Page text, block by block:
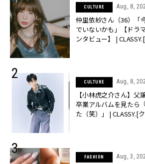
CULTURE Aug, 8,
仲里依紗さん（36）「
でいないかも」【ドラ
ンタビュー】 |
CULTURE Aug, 8,
【小林虎之介さん】父
卒業アルバムを見たら
た（笑）」 | CLASSY.[
FASHION Aug, 3,